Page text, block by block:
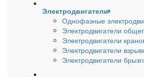
Электродвигатели
Однофазные
Электродвигатели
Электродвигатели
Электродвигатели
Электродвигатели